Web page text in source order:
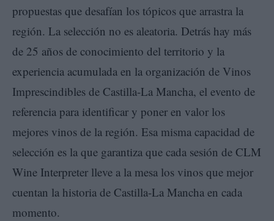
propuestas que desafían los tópicos que arrastra la
región. La selección no es aleatoria. Detrás hay más
de 25 años de conocimiento del territorio y la
experiencia acumulada en la organización de Vinos
Imprescindibles de Castilla-La Mancha, el evento de
referencia para identificar y poner en valor los
mejores vinos de la región. Esa misma capacidad de
selección es la que garantiza que cada sesión de CLM
Wine Interpreter lleve a la mesa los vinos que mejor
cuentan la historia de Castilla-La Mancha en cada
momento.